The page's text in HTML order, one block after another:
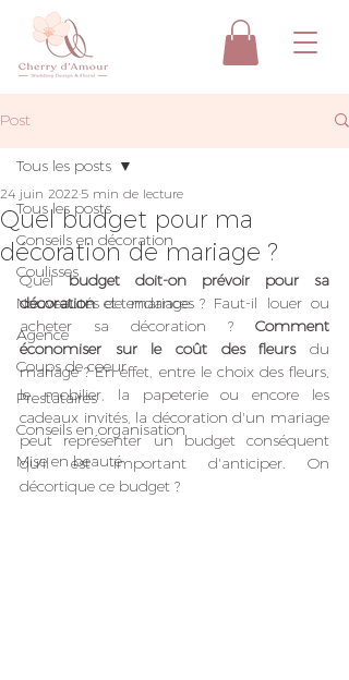
Post
Tous les posts
Conseils en décoration
Coulisses
Nouveautés et tendances
Agence
Coups de coeur
Prestataires
Conseils en organisation
Mise en beauté
Tous les posts
Quel budget pour ma
décoration de mariage ?
24 juin 2022 5 min de lecture
Quel budget doit-on prévoir pour sa
décoration de mariage ? Faut-il louer ou
acheter sa décoration ? Comment
économiser sur le coût des fleurs du
mariage ? En effet, entre le choix des fleurs,
le mobilier, la papeterie ou encore les
cadeaux invités, la décoration d'un mariage
peut représenter un budget conséquent
qu'il est important d'anticiper. On
décortique ce budget ?